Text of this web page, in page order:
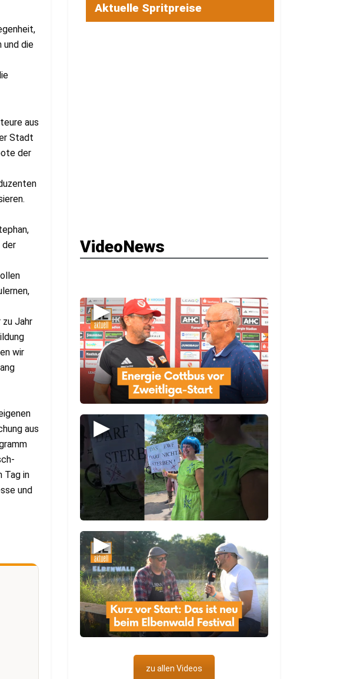
und die
aus
Stadt
der
der
Jahr
wir
aus
Tag in
und
Aktuelle Spritpreise
VideoNews
▶
▶
▶
zu allen Videos